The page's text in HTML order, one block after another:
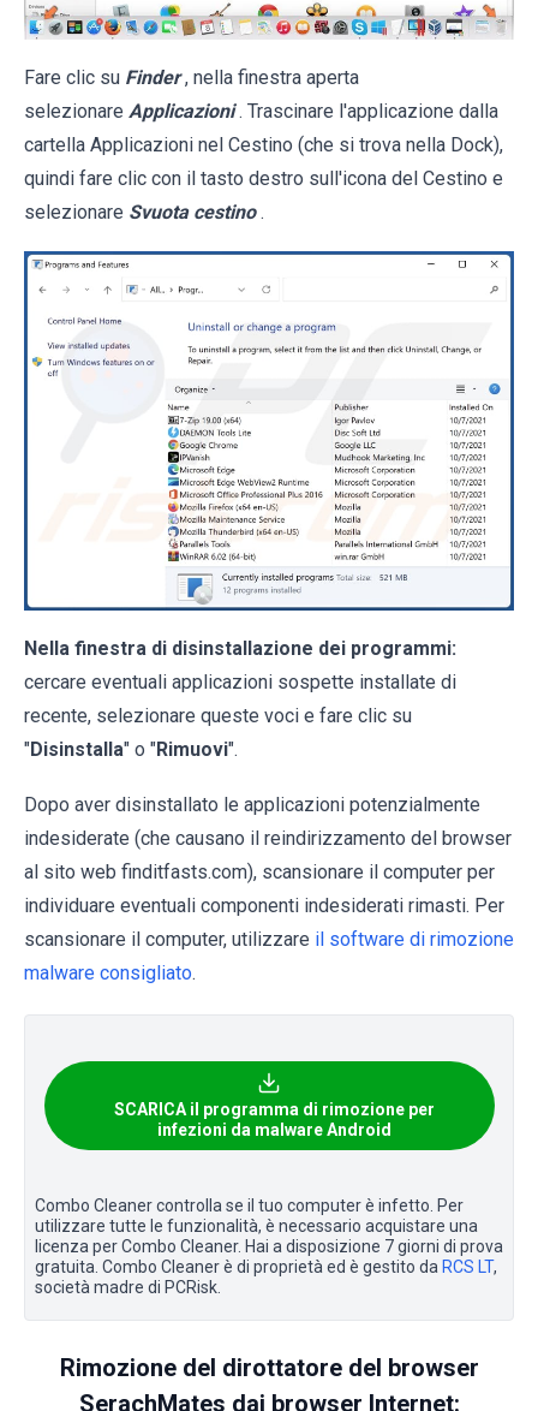
Fare clic su Finder , nella finestra aperta
selezionare Applicazioni . Trascinare l'applicazione dalla
cartella Applicazioni nel Cestino (che si trova nella Dock),
quindi fare clic con il tasto destro sull'icona del Cestino e
selezionare Svuota cestino .
Nella finestra di disinstallazione dei programmi:
cercare eventuali applicazioni sospette installate di
recente, selezionare queste voci e fare clic su
"Disinstalla" o "Rimuovi".
Dopo aver disinstallato le applicazioni potenzialmente
indesiderate (che causano il reindirizzamento del browser
al sito web finditfasts.com), scansionare il computer per
individuare eventuali componenti indesiderati rimasti. Per
scansionare il computer, utilizzare il software di rimozione
malware consigliato.
SCARICA il programma di rimozione per
infezioni da malware Android
Combo Cleaner controlla se il tuo computer è infetto. Per
utilizzare tutte le funzionalità, è necessario acquistare una
licenza per Combo Cleaner. Hai a disposizione 7 giorni di prova
gratuita. Combo Cleaner è di proprietà ed è gestito da RCS LT,
società madre di PCRisk.
Rimozione del dirottatore del browser
SerachMates dai browser Internet: